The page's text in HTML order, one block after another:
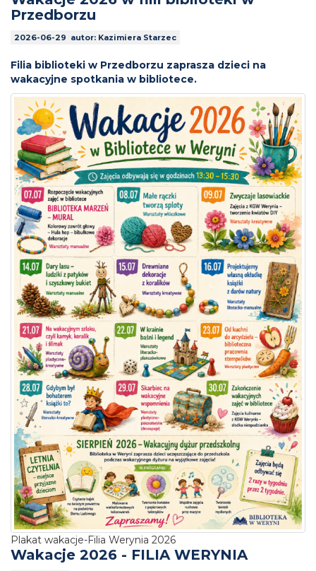
Przedborzu
2026-06-29 autor: Kazimiera Starzec
Filia biblioteki w Przedborzu zaprasza dzieci na
wakacyjne spotkania w bibliotece.
Plakat wakacje-Filia Werynia 2026
Wakacje 2026 - FILIA WERYNIA